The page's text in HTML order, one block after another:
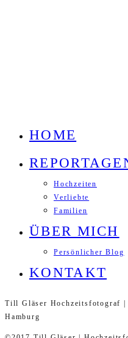
HOME
Hochzeiten
Verliebte
Familien
ÜBER MICH
Persönlicher Blog
KONTAKT
Till Gläser Hochzeitsfotograf |
Hamburg